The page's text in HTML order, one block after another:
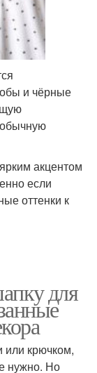
и чёрные
акцентом
если
оттенки к
для
или крючком,
нужно. Но